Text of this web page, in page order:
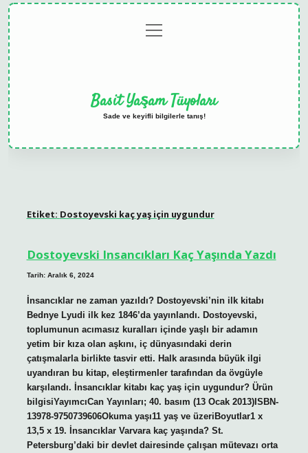
menüyü
aç
Basit Yaşam Tüyoları
Sade ve keyifli bilgilerle tanış!
Etiket: Dostoyevski kaç yaş için uygundur
Dostoyevski Insancıkları Kaç Yaşında Yazdı
Tarih: Aralık 6, 2024
İnsancıklar ne zaman yazıldı? Dostoyevski’nin ilk kitabı
Bednye Lyudi ilk kez 1846’da yayınlandı. Dostoyevski,
toplumunun acımasız kuralları içinde yaşlı bir adamın
yetim bir kıza olan aşkını, iç dünyasındaki derin
çatışmalarla birlikte tasvir etti. Halk arasında büyük ilgi
uyandıran bu kitap, eleştirmenler tarafından da övgüyle
karşılandı. İnsancıklar kitabı kaç yaş için uygundur? Ürün
bilgisiYayımcıCan Yayınları; 40. basım (13 Ocak 2013)ISBN-
13978-9750739606Okuma yaşı11 yaş ve üzeriBoyutlar1 x
13,5 x 19. İnsancıklar Varvara kaç yaşında? St.
Petersburg’daki bir devlet dairesinde çalışan mütevazı orta